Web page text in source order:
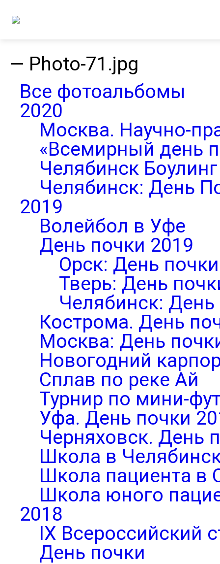
— Photo-71.jpg
Все фотоальбомы
2020
Москва. Научно-
«Всемирный день
Челябинск
Челябинск: День
2019
Волейбол в Уфе
День почки 2019
Орск: День почки
Тверь: День
Челябинск:
Кострома. День
Москва: День
Новогодний
Сплав по реке Ай
Турнир по мини-
Уфа. День почки
Черняховск. День
Школа в
Школа пациента в
Школа юного
2018
IX Всероссийский
День почки